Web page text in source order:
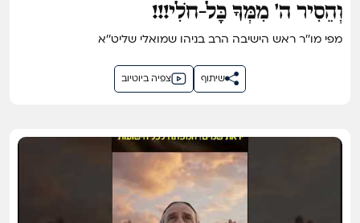
וְהֵסִיר ה' מִמְּךָ כָּל-חֹלִי!!!
מפי מו''ר ראש הישיבה הרב בניהו שמואלי שליט''א
צפיה ביוטיוב שיתוף